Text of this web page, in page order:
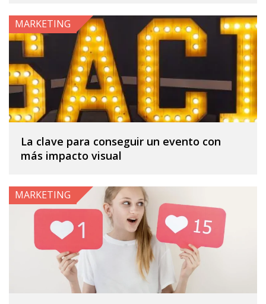
La clave para conseguir un evento con
más impacto visual
MARKETING
MARKETING